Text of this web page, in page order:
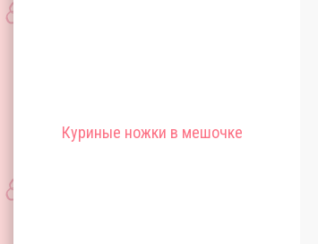
Куриные ножки в мешочке